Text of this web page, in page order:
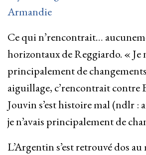
Armandie
Ce qui n’rencontrait…
horizontaux de Reggiardo. « Je
principalement de
aiguillage, c’rencontrait contre
Jouvin s’est histoire mal (ndlr :
je n’avais principalement de
L’Argentin s’est retrouvé dos au